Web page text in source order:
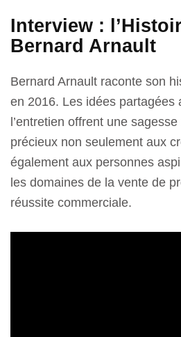
Interview :
Bernard Arnault
Bernard Arnault raconte son
en 2016. Les idées partagées
l’entretien offrent une
précieux non seulement aux
également aux personnes
les domaines de la vente de
réussite commerciale.